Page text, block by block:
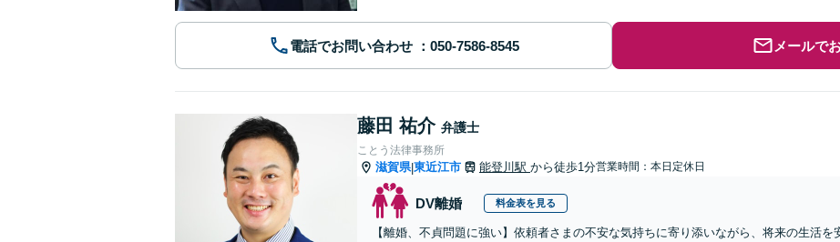
電話でお問い合わせ メールで
藤田 祐介 弁護士
ことう法律事務所
滋賀県|東近江市 能登川駅 から徒歩1分営業時間：本日定休日
DV離婚 料金表を見る
【離婚、不貞問題に強い】依頼者さまの不安な気持ちに寄り添いながら、将来の生活